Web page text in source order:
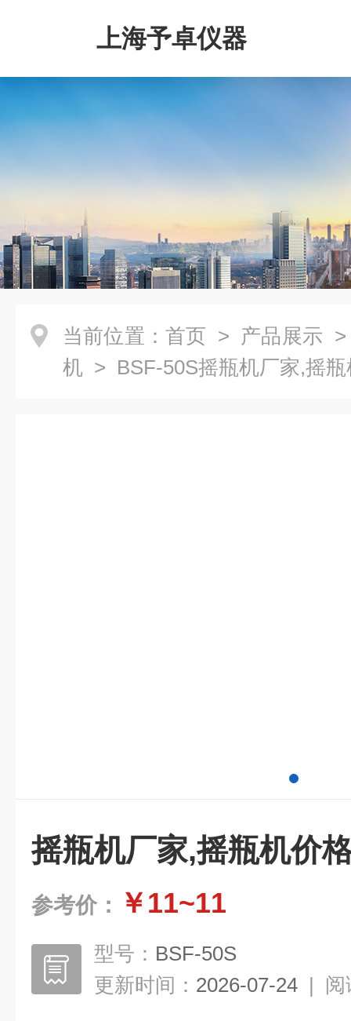
上海予卓仪器
当前位置： 首页 > 产品展示
机 > BSF-50S摇瓶机厂家,摇
摇瓶机厂家,摇瓶机价
参考价： ￥11~11
型号： BSF-50S
更新时间： 2026-07-24 | 阅